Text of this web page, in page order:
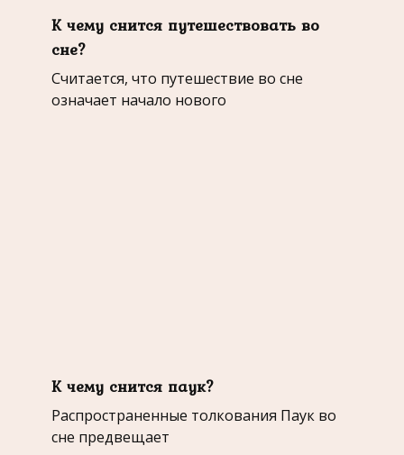
К чему снится путешествовать во
сне?
Считается, что путешествие во сне
означает начало нового
К чему снится паук?
Распространенные толкования Паук во
сне предвещает